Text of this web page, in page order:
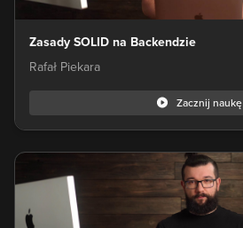
Zasady SOLID na Backendzie
Rafał Piekara
Zacznij naukę